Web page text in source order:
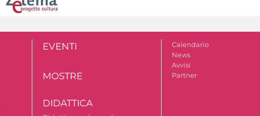
EVENTI
MOSTRE
DIDATTICA
Calendario
News
Avvisi
Partner